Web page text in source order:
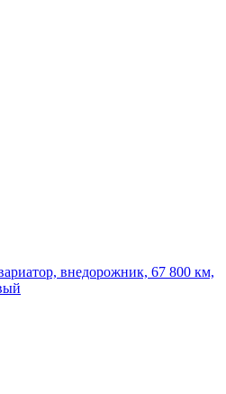
внедорожник, 67 800 км,